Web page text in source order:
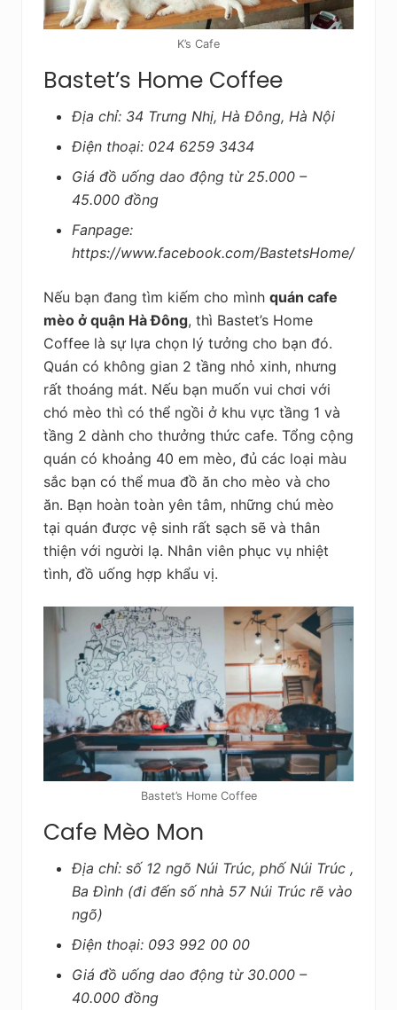
K’s Cafe
Bastet’s Home Coffee
Địa chỉ: 34 Trưng Nhị, Hà Đông, Hà Nội
Điện thoại: 024 6259 3434
Giá đồ uống dao động từ 25.000 –
45.000 đồng
Fanpage:
https://www.facebook.com/BastetsHome/
Nếu bạn đang tìm kiếm cho mình quán cafe
mèo ở quận Hà Đông, thì Bastet’s Home
Coffee là sự lựa chọn lý tưởng cho bạn đó.
Quán có không gian 2 tầng nhỏ xinh, nhưng
rất thoáng mát. Nếu bạn muốn vui chơi với
chó mèo thì có thể ngồi ở khu vực tầng 1 và
tầng 2 dành cho thưởng thức cafe. Tổng cộng
quán có khoảng 40 em mèo, đủ các loại màu
sắc bạn có thể mua đồ ăn cho mèo và cho
ăn. Bạn hoàn toàn yên tâm, những chú mèo
tại quán được vệ sinh rất sạch sẽ và thân
thiện với người lạ. Nhân viên phục vụ nhiệt
tình, đồ uống hợp khẩu vị.
Bastet’s Home Coffee
Cafe Mèo Mon
Địa chỉ: số 12 ngõ Núi Trúc, phố Núi Trúc ,
Ba Đình (đi đến số nhà 57 Núi Trúc rẽ vào
ngõ)
Điện thoại: 093 992 00 00
Giá đồ uống dao động từ 30.000 –
40.000 đồng